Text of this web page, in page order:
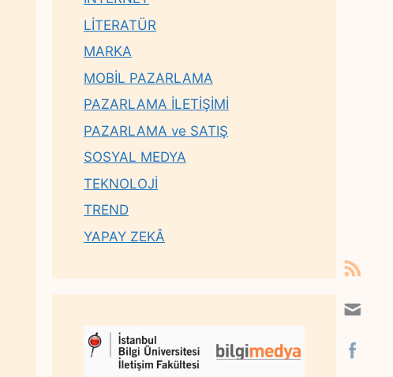
LİTERATÜR
MARKA
MOBİL PAZARLAMA
PAZARLAMA İLETİŞİMİ
PAZARLAMA ve SATIŞ
SOSYAL MEDYA
TEKNOLOJİ
TREND
YAPAY ZEKÂ